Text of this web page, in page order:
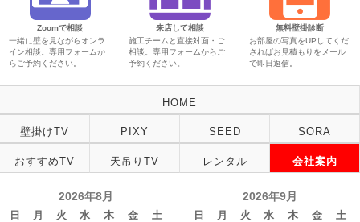
Zoomで相談
一緒に壁を見ながらオンラ
イン相談。専用フォームか
らご予約ください。
来店して相談
施工チームと直接対面・ご
相談。専用フォームからご
予約ください。
無料壁掛診断
お部屋の写真をUPしてくだ
さればお見積もりをメール
で即日返信。
HOME
壁掛けTV PIXY SEED SORA
おすすめTV 天吊りTV レンタル 会社案内
2026年8月
日 月 火 水 木 金
土
2026年9月
日 月 火 水 木 金
土